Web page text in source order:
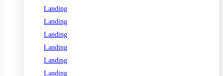
Landing
Landing
Landing
Landing
Landing
Landing